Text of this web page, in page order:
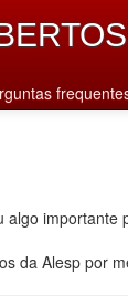
algo importante
da Alesp por